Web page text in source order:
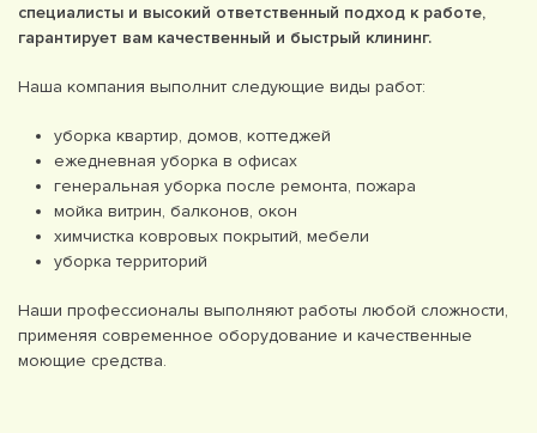
специалисты и высокий ответственный подход к работе,
гарантирует вам качественный и быстрый клининг.
Наша компания выполнит следующие виды работ:
уборка квартир, домов, коттеджей
ежедневная уборка в офисах
генеральная уборка после ремонта, пожара
мойка витрин, балконов, окон
химчистка ковровых покрытий, мебели
уборка территорий
Наши профессионалы выполняют работы любой сложности,
применяя современное оборудование и качественные
моющие средства.